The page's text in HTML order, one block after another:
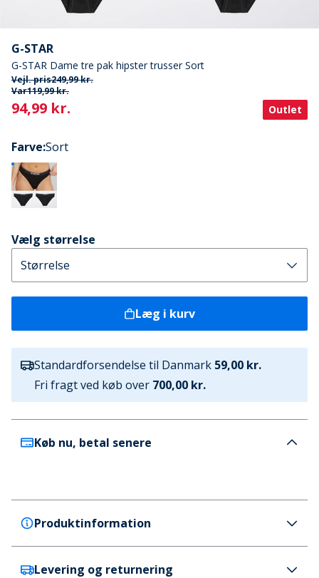
G-STAR
G-STAR Dame tre pak hipster trusser Sort
Vejl. pris249,99 kr.
Var119,99 kr.
Current
94,99 kr. Outlet
Farve:Sort
Vælg størrelse
Læg i kurv
Standardforsendelse til Danmark 59,00 kr.
Fri fragt ved køb over 700,00 kr.
Køb nu, betal senere
Produktinformation
G-STAR
Levering og returnering